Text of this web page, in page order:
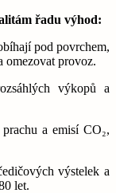
řadu výhod:
pod povrchem,
omezovat provoz.
výkopů a
a emisí CO₂,
výstelek a
let.